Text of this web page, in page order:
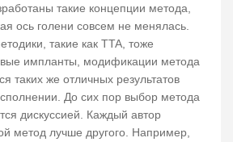
такие концепции метода,
ось голени совсем не менялась.
такие как TTA, тоже
импланты, модификации метода
таких же отличных результатов
До сих пор выбор метода
дискуссией. Каждый автор
метод лучше другого. Например,